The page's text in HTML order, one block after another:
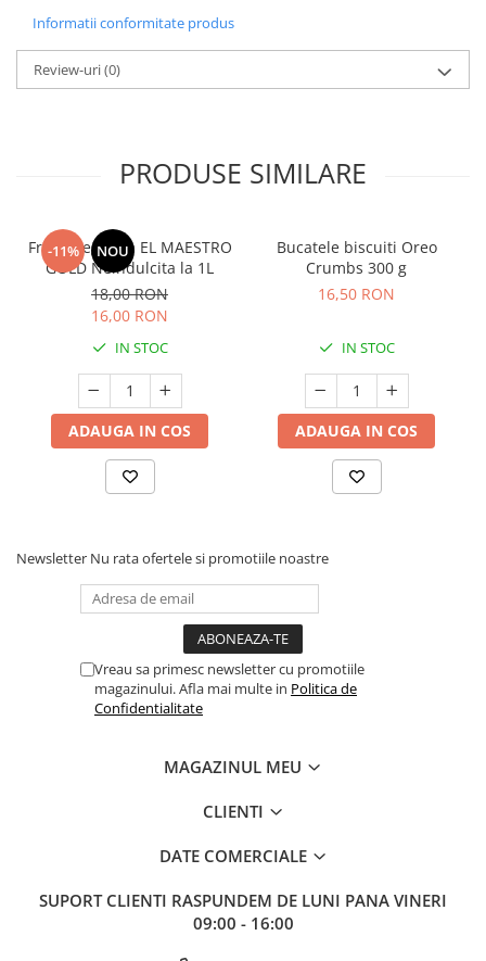
Informatii conformitate produs
Review-uri(0)
PRODUSE SIMILARE
-11% NOU
Frisca vegetala EL MAESTRO
GOLD Neindulcita la 1L
18,00 RON
16,00 RON
IN STOC
ADAUGA IN COS
Bucatele biscuiti Oreo
Crumbs 300 g
16,50 RON
IN STOC
ADAUGA IN COS
Newsletter Nu rata ofertele si promotiile noastre
Vreau sa primesc newsletter cu promotiile
magazinului. Afla mai multe in Politica de
Confidentialitate
MAGAZINUL MEU
CLIENTI
DATE COMERCIALE
SUPORT CLIENTI RASPUNDEM DE LUNI PANA VINERI
09:00 - 16:00